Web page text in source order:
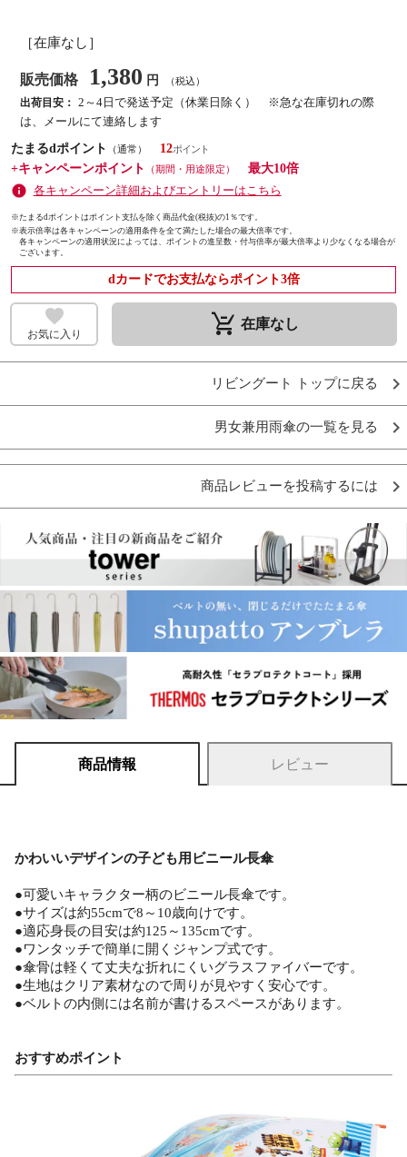
［在庫なし］
販売価格 1,380 円 （税込）
出荷目安： 2～4日で発送予定（休業日除く） ※急な在庫切れの際
は、メールにて連絡します
たまるdポイント
（通常）
12
+キャンペーンポイント
（期間・用途限定）
最大10倍
各キャンペーン詳細およびエントリーはこちら
※たまるdポイントはポイント支払を除く商品代金(税抜)の1％です。
※表示倍率は各キャンペーンの適用条件を全て満たした場合の最大倍率です。
各キャンペーンの適用状況によっては、ポイントの進呈数・付与倍率が最大倍率より少なくなる場合が
ございます。
dカードでお支払ならポイント3倍
お気に入り remove_shopping_cart 在庫なし
リビングート トップに戻る
男女兼用雨傘の一覧を見る
商品レビューを投稿するには
商品情報 レビュー
かわいいデザインの子ども用ビニール長傘
●可愛いキャラクター柄のビニール長傘です。
●サイズは約55cmで8～10歳向けです。
●適応身長の目安は約125～135cmです。
●ワンタッチで簡単に開くジャンプ式です。
●傘骨は軽くて丈夫な折れにくいグラスファイバーです。
●生地はクリア素材なので周りが見やすく安心です。
●ベルトの内側には名前が書けるスペースがあります。
おすすめポイント